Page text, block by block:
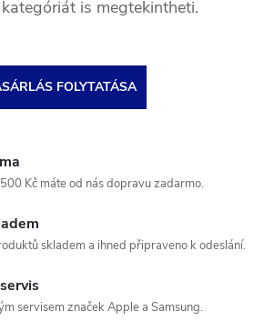
is megtekintheti.
FOLYTATÁSA
Kč máte od nás dopravu zadarmo.
skladem a ihned připraveno k odeslání.
servisem značek Apple a Samsung.